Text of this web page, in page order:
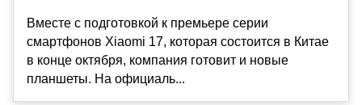
Вместе с подготовкой к премьере серии
смартфонов Xiaomi 17, которая состоится в Китае
в конце октября, компания готовит и новые
планшеты. На официаль...